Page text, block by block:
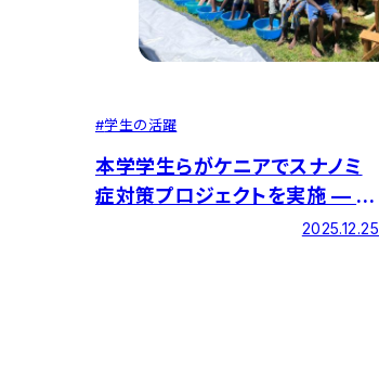
#学生の活躍
本学学生らがケニアでスナノミ
症対策プロジェクトを実施 — 治
2025.12.25